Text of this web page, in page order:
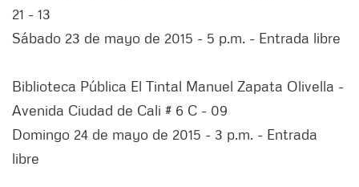
21 - 13
Sábado 23 de mayo de 2015 - 5 p.m. - Entrada libre
Biblioteca Pública El Tintal Manuel Zapata Olivella -
Avenida Ciudad de Cali # 6 C - 09
Domingo 24 de mayo de 2015 - 3 p.m. - Entrada
libre